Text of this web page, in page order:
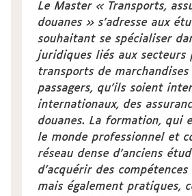
Le Master « Transports,
douanes » s’adresse aux
souhaitant se spécialiser
juridiques liés aux secteurs
transports de
passagers, qu’ils soient
internationaux, des
douanes. La formation, qui
le monde professionnel et
réseau dense d’anciens
d’acquérir des
mais également pratiques,